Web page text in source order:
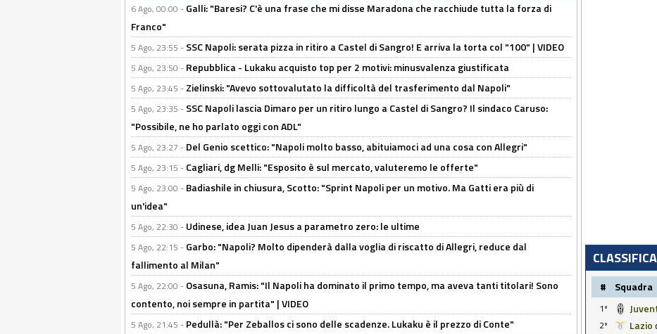
6 Ago, 00:00 - Galli: "Baresi? C'è una frase che mi disse Maradona che racchiude tutta la forza di
Franco"
5 Ago, 23:55 - SSC Napoli: serata pizza in ritiro a Castel di Sangro! E arriva la torta col "100" | VIDEO
5 Ago, 23:50 - Repubblica - Lukaku acquisto top per 2 motivi: minusvalenza giustificata
5 Ago, 23:45 - Zielinski: "Avevo sottovalutato la difficoltà del trasferimento dal Napoli"
5 Ago, 23:35 - SSC Napoli lascia Dimaro per un ritiro lungo a Castel di Sangro? Il sindaco Caruso:
"Possibile, ne ho parlato oggi con ADL"
5 Ago, 23:27 - Del Genio scettico: "Napoli molto basso, abituiamoci ad una cosa con Allegri"
5 Ago, 23:15 - Cagliari, dg Melli: "Esposito è sul mercato, valuteremo le offerte"
5 Ago, 23:00 - Badiashile in chiusura, Scotto: "Sprint Napoli per un motivo. Ma Gatti era più di
un'idea"
5 Ago, 22:30 - Udinese, idea Juan Jesus a parametro zero: le ultime
5 Ago, 22:15 - Garbo: "Napoli? Molto dipenderà dalla voglia di riscatto di Allegri, reduce dal
fallimento al Milan"
5 Ago, 22:00 - Osasuna, Ramis: "Il Napoli ha dominato il primo tempo, ma aveva tanti titolari! Sono
contento, noi sempre in partita" | VIDEO
5 Ago, 21:45 - Pedullà: "Per Zeballos ci sono delle scadenze. Lukaku è il prezzo di Conte"
CLASSIFICA
# Squadra
1º
2º
Lazio